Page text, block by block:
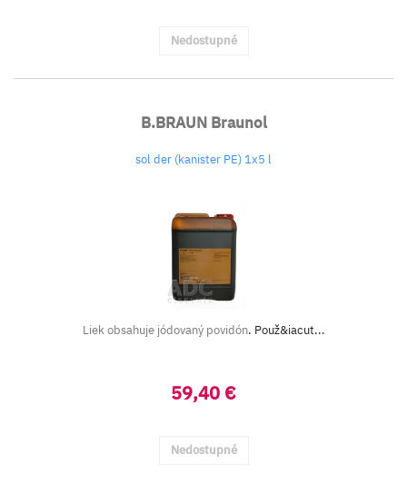
Nedostupné
B.BRAUN Braunol
sol der (kanister PE) 1x5 l
Liek obsahuje jódovaný povidón. Použ&iacut...
59,40 €
Nedostupné